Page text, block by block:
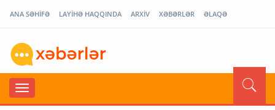
ANA SƏHİFƏ LAYİHƏ HAQQINDA ARXİV XƏBƏRLƏR ƏLAQƏ